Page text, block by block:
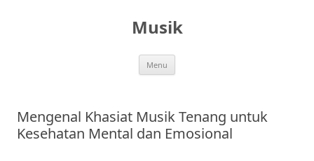
Musik
Menu
Mengenal Khasiat Musik Tenang untuk
Kesehatan Mental dan Emosional